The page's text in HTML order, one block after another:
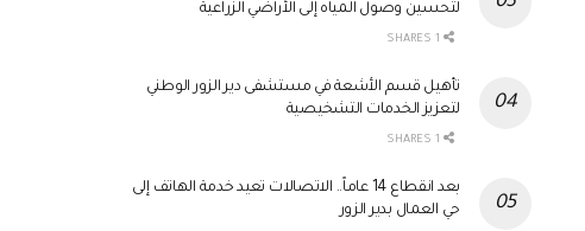
لتحسين وصول المياه إلى الأراضي الزراعية
تأهيل قسم الأشعة في مستشفى دير الزور الوطني
لتعزيز الخدمات التشخيصية
بعد انقطاع 14 عاماً.. الاتصالات تعيد خدمة الهاتف إلى
حي العمال بدير الزور